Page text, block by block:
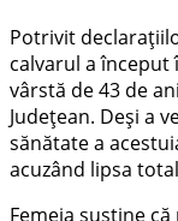
Potrivit
calvarul a
vârstă de 43 de
Județean. Deși a
sănătate a
acuzând lipsa
Femeia susține